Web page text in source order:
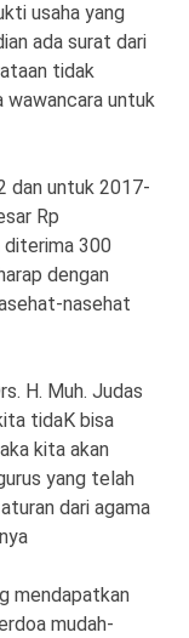
usaha yang
ada surat dari
tidak
wawancara untuk
dan untuk 2017-
Rp
diterima 300
dengan
nasehat
H. Muh. Judas
tidaK bisa
kita akan
yang telah
dari agama
mendapatkan
mudah-